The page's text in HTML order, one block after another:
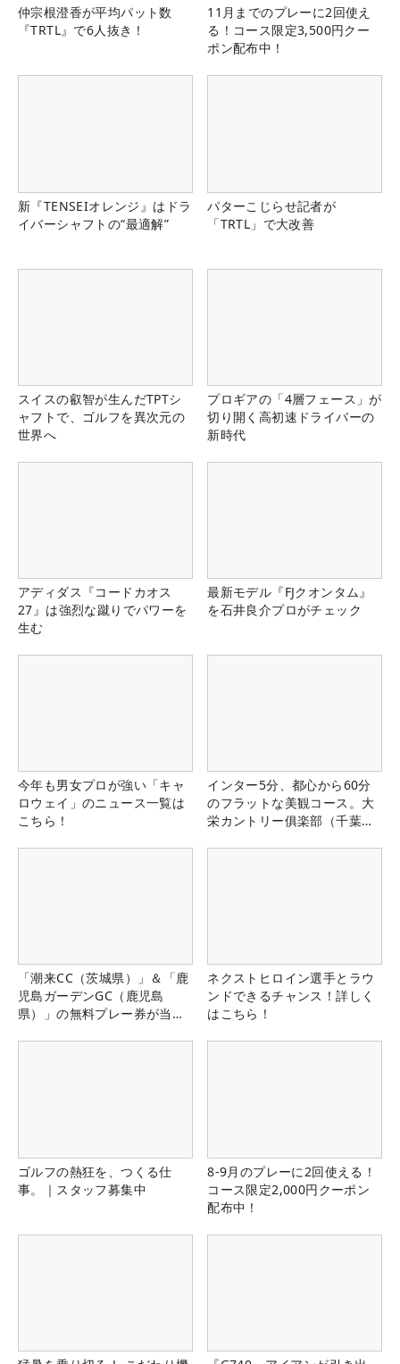
仲宗根澄香が平均パット数
『TRTL』で6人抜き！
11月までのプレーに2回使え
る！コース限定3,500円クー
ポン配布中！
新『TENSEIオレンジ』はドラ
イバーシャフトの“最適解”
パターこじらせ記者が
「TRTL」で大改善
スイスの叡智が生んだTPTシ
ャフトで、ゴルフを異次元の
世界へ
プロギアの「4層フェース」が
切り開く高初速ドライバーの
新時代
アディダス『コードカオス
27』は強烈な蹴りでパワーを
生む
最新モデル『FJクオンタム』
を石井良介プロがチェック
今年も男女プロが強い「キャ
ロウェイ」のニュース一覧は
こちら！
インター5分、都心から60分
のフラットな美観コース。大
栄カントリー俱楽部（千葉
「潮来CC（茨城県）」＆「鹿
児島ガーデンGC（鹿児島
県）」の無料プレー券が当た
ネクストヒロイン選手とラウ
ンドできるチャンス！詳しく
はこちら！
ゴルフの熱狂を、つくる仕
事。｜スタッフ募集中
8-9月のプレーに2回使える！
コース限定2,000円クーポン
配布中！